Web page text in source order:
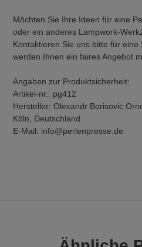
Möchten Sie Ihre Ideen für eine
oder ein anderes Lampwork-
Kontaktieren Sie uns bitte für
werden Ihnen ein faires Angebot
Angaben zur Produktsicherheit:
Artikel-nr.: pg412
Hersteller: Olexandr Borisovic
Köln, Deutschland
E-Mail: info@perlenpresse.de